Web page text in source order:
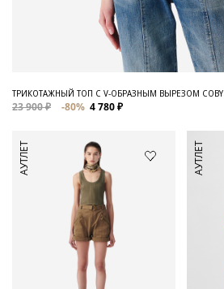
ТРИКОТАЖНЫЙ ТОП С V-ОБРАЗНЫМ ВЫРЕЗОМ COBY
23 900 ₽ -80% 4 780 ₽
АУТЛЕТ АУТЛЕТ